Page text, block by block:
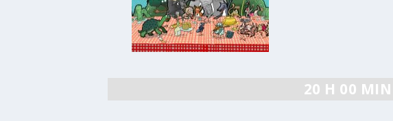
20 H 00 MIN